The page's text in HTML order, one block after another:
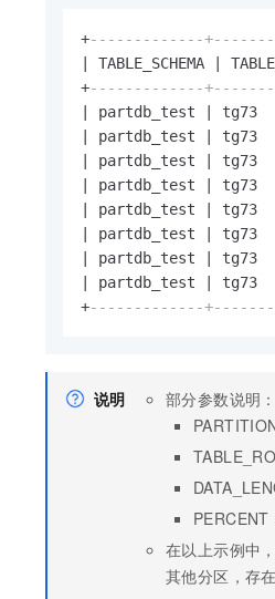
+-------------
TABLE_SCHEMA
+-------------
partdb_test
partdb_test
partdb_test
partdb_test
partdb_test
partdb_test
partdb_test
partdb_test
+-------------
说明
部分参数说明：
PERCENT
在以上示例中
其他分区，存